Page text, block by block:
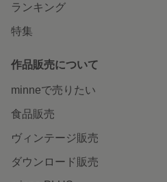
ランキング
特集
作品販売について
minneで売りたい
食品販売
ヴィンテージ販売
ダウンロード販売